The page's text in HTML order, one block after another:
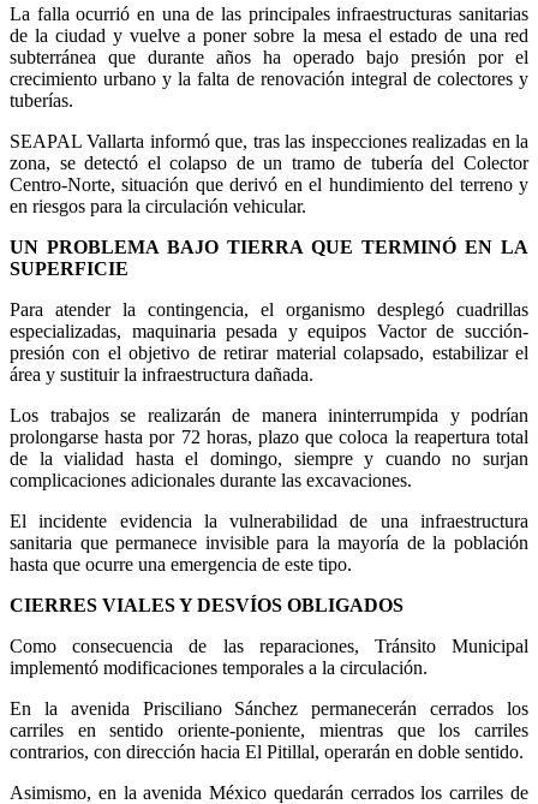
La falla ocurrió en una de las principales infraestructuras sanitarias
de la ciudad y vuelve a poner sobre la mesa el estado de una red
subterránea que durante años ha operado bajo presión por el
crecimiento urbano y la falta de renovación integral de colectores y
tuberías.
SEAPAL Vallarta informó que, tras las inspecciones realizadas en la
zona, se detectó el colapso de un tramo de tubería del Colector
Centro-Norte, situación que derivó en el hundimiento del terreno y
en riesgos para la circulación vehicular.
UN PROBLEMA BAJO TIERRA QUE TERMINÓ EN LA
SUPERFICIE
Para atender la contingencia, el organismo desplegó cuadrillas
especializadas, maquinaria pesada y equipos Vactor de succión-
presión con el objetivo de retirar material colapsado, estabilizar el
área y sustituir la infraestructura dañada.
Los trabajos se realizarán de manera ininterrumpida y podrían
prolongarse hasta por 72 horas, plazo que coloca la reapertura total
de la vialidad hasta el domingo, siempre y cuando no surjan
complicaciones adicionales durante las excavaciones.
El incidente evidencia la vulnerabilidad de una infraestructura
sanitaria que permanece invisible para la mayoría de la población
hasta que ocurre una emergencia de este tipo.
CIERRES VIALES Y DESVÍOS OBLIGADOS
Como consecuencia de las reparaciones, Tránsito Municipal
implementó modificaciones temporales a la circulación.
En la avenida Prisciliano Sánchez permanecerán cerrados los
carriles en sentido oriente-poniente, mientras que los carriles
contrarios, con dirección hacia El Pitillal, operarán en doble sentido.
Asimismo, en la avenida México quedarán cerrados los carriles de